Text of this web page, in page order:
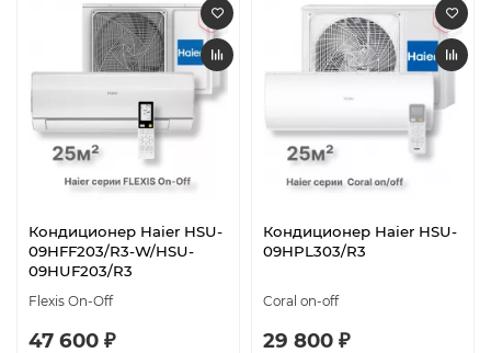
Кондиционер Haier HSU-
09HFF203/R3-W/HSU-
09HUF203/R3
Flexis On-Off
47 600 ₽
Кондиционер Haier HSU-
09HPL303/R3
Coral on-off
29 800 ₽